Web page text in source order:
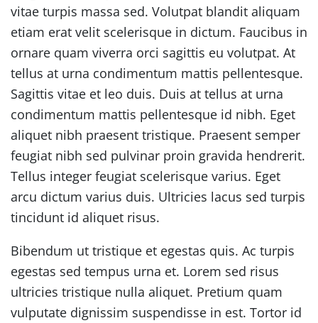
vitae turpis massa sed. Volutpat blandit aliquam
etiam erat velit scelerisque in dictum. Faucibus in
ornare quam viverra orci sagittis eu volutpat. At
tellus at urna condimentum mattis pellentesque.
Sagittis vitae et leo duis. Duis at tellus at urna
condimentum mattis pellentesque id nibh. Eget
aliquet nibh praesent tristique. Praesent semper
feugiat nibh sed pulvinar proin gravida hendrerit.
Tellus integer feugiat scelerisque varius. Eget
arcu dictum varius duis. Ultricies lacus sed turpis
tincidunt id aliquet risus.
Bibendum ut tristique et egestas quis. Ac turpis
egestas sed tempus urna et. Lorem sed risus
ultricies tristique nulla aliquet. Pretium quam
vulputate dignissim suspendisse in est. Tortor id